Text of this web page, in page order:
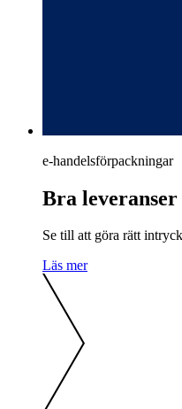
e-handelsförpackningar
Bra
Se till att göra rätt intryck
Läs mer